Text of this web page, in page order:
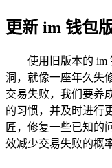
更新 im 钱包
使用旧版本的 im
洞，就像一座年久失
交易失败，我们要养
的习惯，并及时进行
匠，修复一些已知的
效减少交易失败的概